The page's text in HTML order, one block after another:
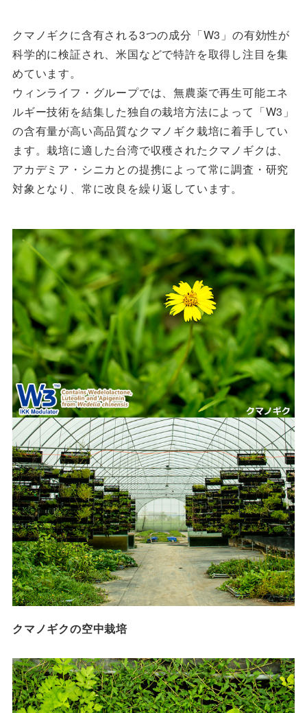
クマノギクに含有される3つの成分「W3」の有効性が
科学的に検証され、米国などで特許を取得し注目を集
めています。
ウィンライフ・グループでは、無農薬で再生可能エネ
ルギー技術を結集した独自の栽培方法によって「W3」
の含有量が高い高品質なクマノギク栽培に着手してい
ます。栽培に適した台湾で収穫されたクマノギクは、
アカデミア・シニカとの提携によって常に調査・研究
対象となり、常に改良を繰り返しています。
クマノギクの空中栽培